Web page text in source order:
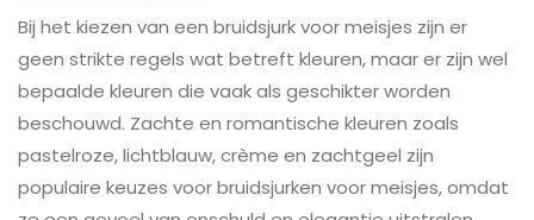
Bij het kiezen van een bruidsjurk voor meisjes zijn er
geen strikte regels wat betreft kleuren, maar er zijn wel
bepaalde kleuren die vaak als geschikter worden
beschouwd. Zachte en romantische kleuren zoals
pastelroze, lichtblauw, crème en zachtgeel zijn
populaire keuzes voor bruidsjurken voor meisjes, omdat